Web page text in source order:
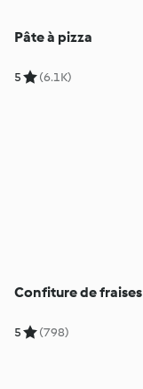
Pâte à pizza
5 (6.1K)
Confiture de fraises
5 (798)